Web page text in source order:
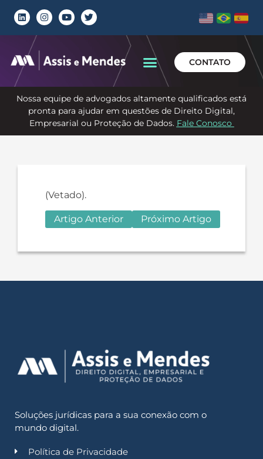
CONTATO
Nossa equipe de advogados altamente qualificados está
pronta para ajudar em questões de Direito Digital,
Empresarial ou Proteção de Dados. Fale Conosco
(Vetado).
Artigo Anterior Próximo Artigo
Soluções jurídicas para a sua conexão com o
mundo digital.
Política de Privacidade